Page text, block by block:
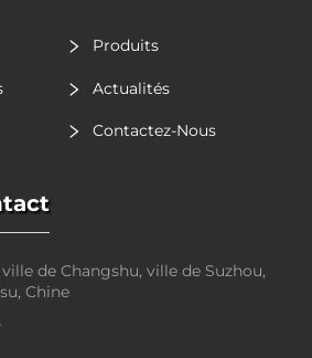
Produits
Actualités
Contactez-Nous
de Changshu, ville de Suzhou,
Chine